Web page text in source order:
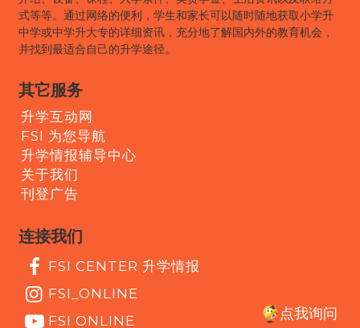
点我询问
式等等。通过网络的便利，学生和家长可以随时随地获取小学升
中学或中学升大专的详细资讯，充分地了解国内外的教育机会，
并找到最适合自己的升学途径。
其它服务
升学互动网
FSI 为您导航
升学情报辅导中心
关于我们
刊登广告
连接我们
FSI CENTER 升学情报
FSI_ONLINE
FSI ONLINE